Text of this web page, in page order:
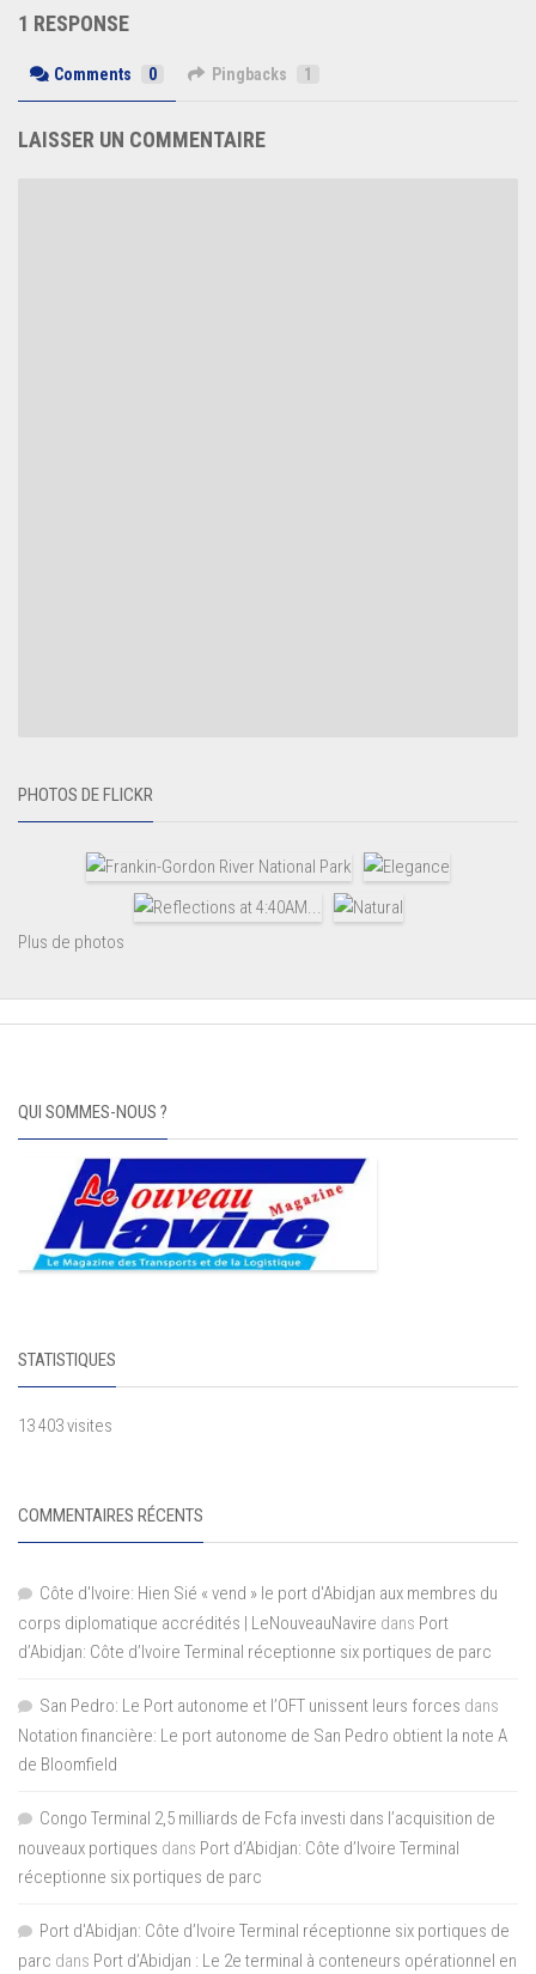
1 RESPONSE
Comments 0 Pingbacks 1
LAISSER UN COMMENTAIRE
PHOTOS DE FLICKR
Plus de photos
QUI SOMMES-NOUS ?
STATISTIQUES
13 403 visites
COMMENTAIRES RÉCENTS
Côte d'Ivoire: Hien Sié « vend » le port d'Abidjan aux membres du
corps diplomatique accrédités | LeNouveauNavire dans Port
d’Abidjan: Côte d’Ivoire Terminal réceptionne six portiques de parc
San Pedro: Le Port autonome et l’OFT unissent leurs forces dans
Notation financière: Le port autonome de San Pedro obtient la note A
de Bloomfield
Congo Terminal 2,5 milliards de Fcfa investi dans l’acquisition de
nouveaux portiques dans Port d’Abidjan: Côte d’Ivoire Terminal
réceptionne six portiques de parc
Port d'Abidjan: Côte d’Ivoire Terminal réceptionne six portiques de
parc dans Port d’Abidjan : Le 2e terminal à conteneurs opérationnel en